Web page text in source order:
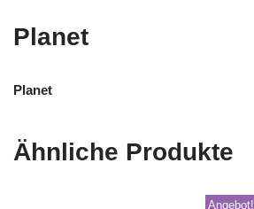
Planet
Planet
Ähnliche Produkte
Angebot!